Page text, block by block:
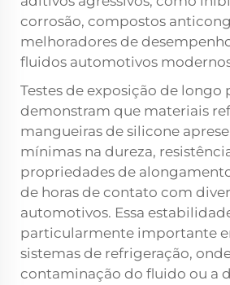
corrosão, compostos
melhoradores de
fluidos automotivos
Testes de exposição de longo
demonstram que materiais
mangueiras de silicone
mínimas na dureza,
propriedades de
de horas de contato com
automotivos. Essa
particularmente importante
sistemas de refrigeração,
contaminação do fluido ou a